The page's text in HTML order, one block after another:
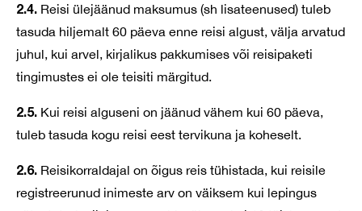
2.4. Reisi ülejäänud maksumus (sh lisateenused) tuleb
tasuda hiljemalt 60 päeva enne reisi algust, välja arvatud
juhul, kui arvel, kirjalikus pakkumises või reisipaketi
tingimustes ei ole teisiti märgitud.
2.5. Kui reisi alguseni on jäänud vähem kui 60 päeva,
tuleb tasuda kogu reisi eest tervikuna ja koheselt.
2.6. Reisikorraldajal on õigus reis tühistada, kui reisile
registreerunud inimeste arv on väiksem kui lepingus